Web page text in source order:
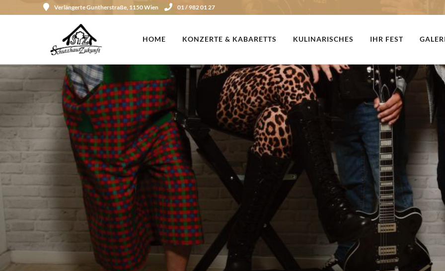
Verlängerte Guntherstraße, 1150 Wien 01 / 982 01 27
HOME KONZERTE & KABARETTS KULINARISCHES IHR FEST